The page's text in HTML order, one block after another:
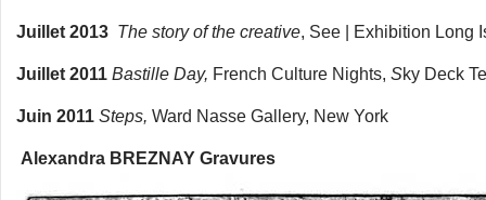
Juillet 2013 The story of the creative, See | Exhibition Long
Juillet 2011 Bastille Day, French Culture Nights, Sky Deck
Juin 2011 Steps, Ward Nasse Gallery, New York
Alexandra BREZNAY Gravures